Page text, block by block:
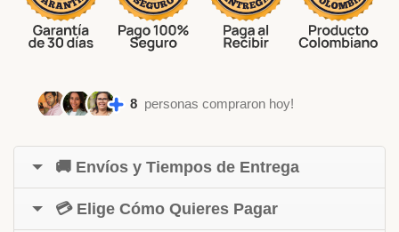
8 personas compraron hoy!
🚚 Envíos y Tiempos de Entrega
💳 Elige Cómo Quieres Pagar